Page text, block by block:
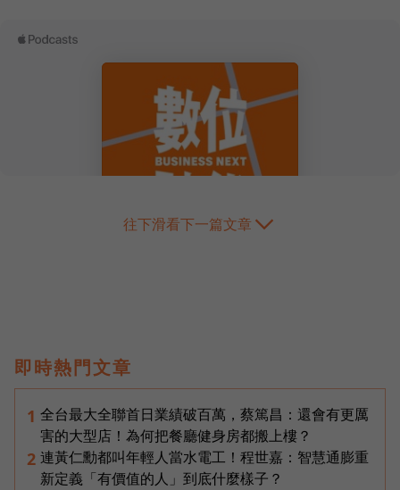
往下滑看下一篇文章
即時熱門文章
1 全台最大全聯首日業績破百萬，蔡篤昌：還會有更厲
害的大型店！為何把餐廳健身房都搬上樓？
2 連黃仁勳都叫年輕人當水電工！程世嘉：智慧通膨重
新定義「有價值的人」到底什麼樣子？